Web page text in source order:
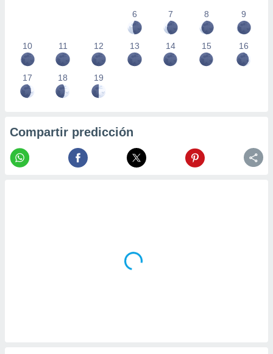
6
7 8 9
10 11 12 13 14 15 16
17 18 19
Compartir predicción